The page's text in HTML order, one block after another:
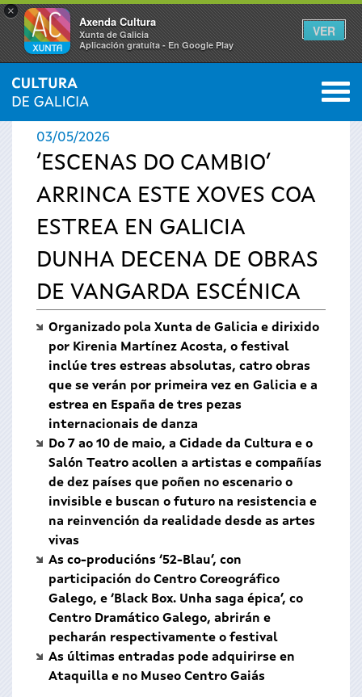
×
Axenda Cultura
Xunta de Galicia
Aplicación gratuíta - En Google Play
VER
Vostede
está
aquí
INICIO › ACTUALIDADE 0
03/05/2026
‘ESCENAS DO CAMBIO’
ARRINCA ESTE XOVES COA
ESTREA EN GALICIA
DUNHA DECENA DE OBRAS
DE VANGARDA ESCÉNICA
Organizado pola Xunta de Galicia e dirixido
por Kirenia Martínez Acosta, o festival
inclúe tres estreas absolutas, catro obras
que se verán por primeira vez en Galicia e a
estrea en España de tres pezas
internacionais de danza
Do 7 ao 10 de maio, a Cidade da Cultura e o
Salón Teatro acollen a artistas e compañías
de dez países que poñen no escenario o
invisible e buscan o futuro na resistencia e
na reinvención da realidade desde as artes
vivas
As co-producións ‘52-Blau’, con
participación do Centro Coreográfico
Galego, e ‘Black Box. Unha saga épica’, co
Centro Dramático Galego, abrirán e
pecharán respectivamente o festival
As últimas entradas pode adquirirse en
Ataquilla e no Museo Centro Gaiás